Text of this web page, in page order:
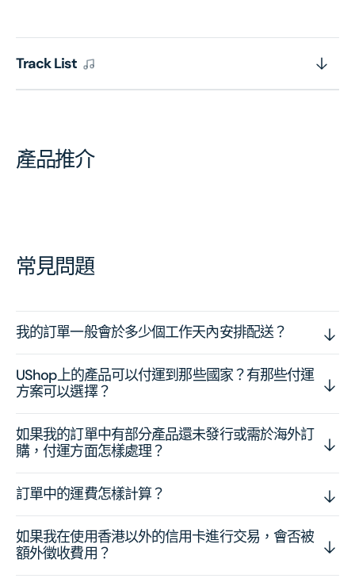
Track List
產品推介
常見問題
我的訂單一般會於多少個工作天內安排配送？
UShop上的產品可以付運到那些國家？有那些付運
方案可以選擇？
如果我的訂單中有部分產品還未發行或需於海外訂
購，付運方面怎樣處理？
訂單中的運費怎樣計算？
如果我在使用香港以外的信用卡進行交易，會否被
額外徵收費用？